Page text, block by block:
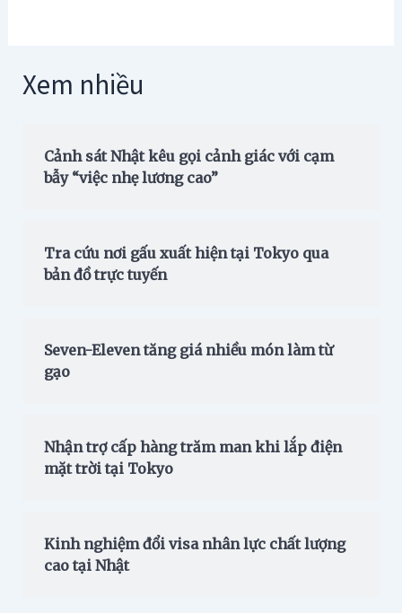
Xem nhiều
Cảnh sát Nhật kêu gọi cảnh giác với cạm
bẫy “việc nhẹ lương cao”
Tra cứu nơi gấu xuất hiện tại Tokyo qua
bản đồ trực tuyến
Seven-Eleven tăng giá nhiều món làm từ
gạo
Nhận trợ cấp hàng trăm man khi lắp điện
mặt trời tại Tokyo
Kinh nghiệm đổi visa nhân lực chất lượng
cao tại Nhật